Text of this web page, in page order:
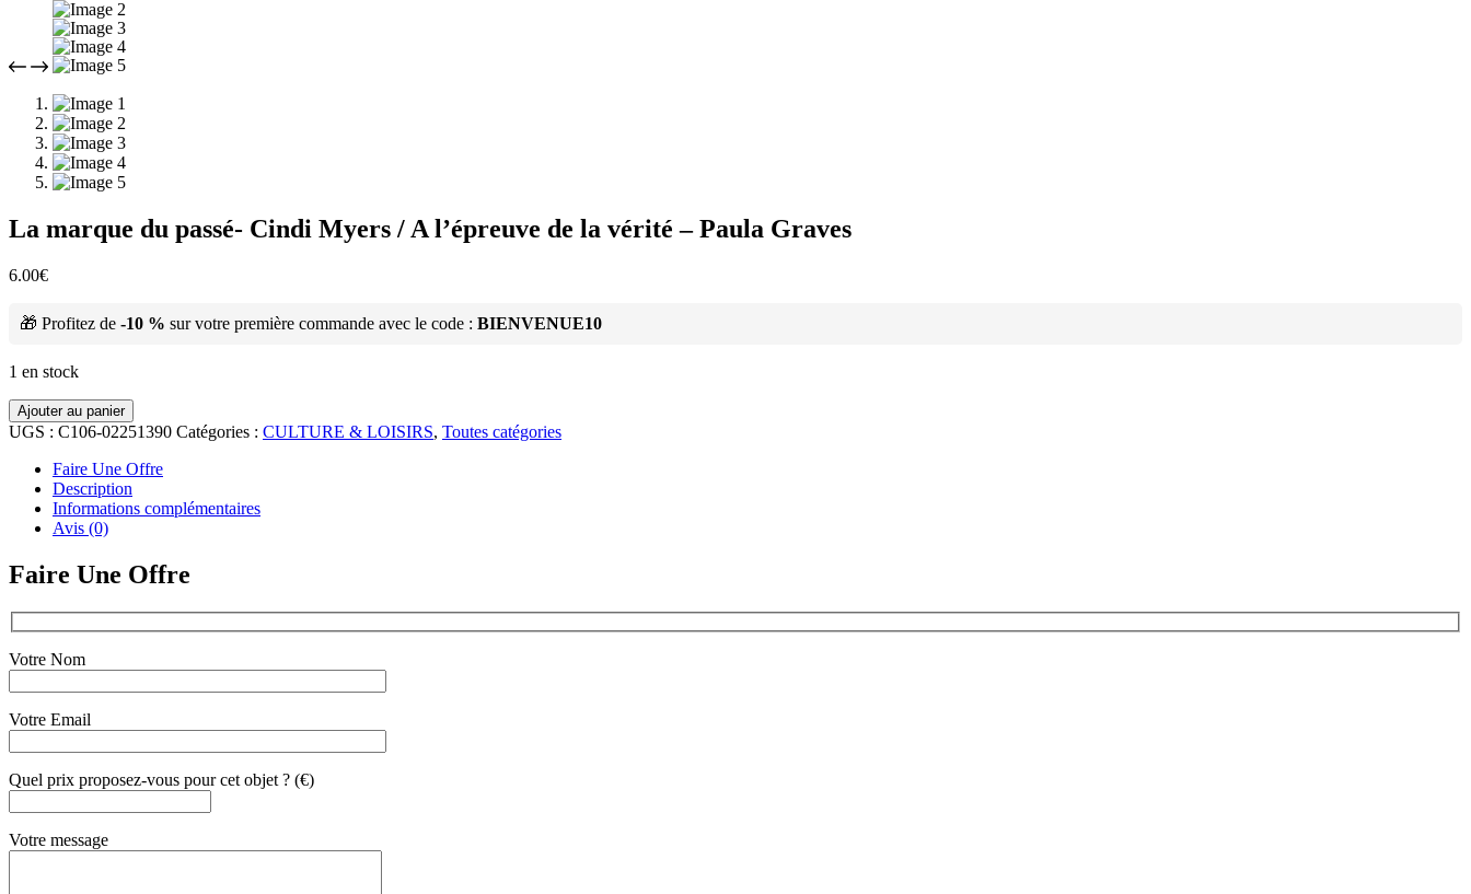
La marque du passé- Cindi Myers / A l’épreuve de la vérité – Paula Graves
6.00€
🎁 Profitez de -10 % sur votre première commande avec le code : BIENVENUE10
1 en stock
Ajouter au panier
UGS : C106-02251390 Catégories : CULTURE & LOISIRS, Toutes catégories
Faire Une Offre
Description
Informations complémentaires
Avis (0)
Faire Une Offre
Votre Nom
Votre Email
Quel prix proposez-vous pour cet objet ? (€)
Votre message